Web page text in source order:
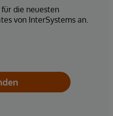
die neuesten
von InterSystems an.